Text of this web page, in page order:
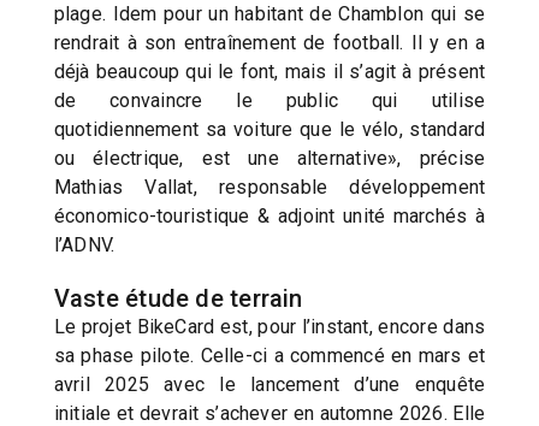
plage. Idem pour un habitant de Chamblon qui se
rendrait à son entraînement de football. Il y en a
déjà beaucoup qui le font, mais il s’agit à présent
de convaincre le public qui utilise
quotidiennement sa voiture que le vélo, standard
ou électrique, est une alternative», précise
Mathias Vallat, responsable développement
économico-touristique & adjoint unité marchés à
l’ADNV.
Vaste étude de terrain
Le projet BikeCard est, pour l’instant, encore dans
sa phase pilote. Celle-ci a commencé en mars et
avril 2025 avec le lancement d’une enquête
initiale et devrait s’achever en automne 2026. Elle